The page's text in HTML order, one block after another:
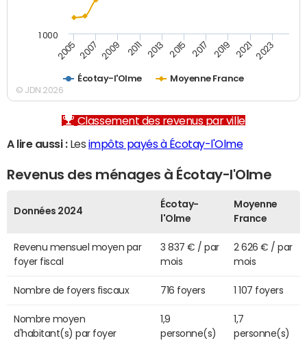
Écotay-l'Olme Moyenne France
2005 2007 2009 2011 2013 2015 2017 2019 2021 2023
1 000
© JDN 2026
Classement des revenus par ville
A lire aussi :Les impôts payés à Écotay-l'Olme
Revenus des ménages à Écotay-l'Olme
Données 2024
Écotay-
l'Olme
Moyenne
France
Revenu mensuel moyen par
foyer fiscal
3 837 € / par
mois
2 626 € / par
mois
Nombre de foyers fiscaux 716 foyers 1 107 foyers
Nombre moyen
d'habitant(s) par foyer
1,9
personne(s)
1,7
personne(s)